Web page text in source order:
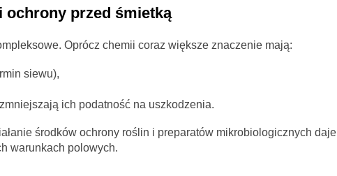
ochrony przed śmietką
Oprócz chemii coraz większe znaczenie mają:
siewu),
ich podatność na uszkodzenia.
środków ochrony roślin i preparatów mikrobiologicznych daje
warunkach polowych.